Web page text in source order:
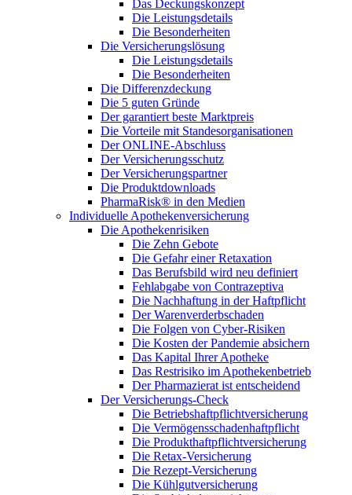
Das Deckungskonzept
Die Leistungsdetails
Die Besonderheiten
Die Versicherungslösung
Die Leistungsdetails
Die Besonderheiten
Die Differenzdeckung
Die 5 guten Gründe
Der garantiert beste Marktpreis
Die Vorteile mit Standesorganisationen
Der ONLINE-Abschluss
Der Versicherungsschutz
Der Versicherungspartner
Die Produktdownloads
PharmaRisk® in den Medien
Individuelle Apothekenversicherung
Die Apothekenrisiken
Die Zehn Gebote
Die Gefahr einer Retaxation
Das Berufsbild wird neu definiert
Fehlabgabe von Contrazeptiva
Die Nachhaftung in der Haftpflicht
Der Warenverderbschaden
Die Folgen von Cyber-Risiken
Die Kosten der Pandemie absichern
Das Kapital Ihrer Apotheke
Das Restrisiko im Apothekenbetrieb
Der Pharmazierat ist entscheidend
Der Versicherungs-Check
Die Betriebshaftpflichtversicherung
Die Vermögensschadenhaftpflicht
Die Produkthaftpflichtversicherung
Die Retax-Versicherung
Die Rezept-Versicherung
Die Kühlgutversicherung